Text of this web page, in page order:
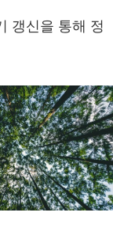
갱신을 통해 정